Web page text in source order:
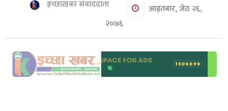
स्वास्थ्य
रोचक
खबर
इच्छाखबर संवाददाता
आइतबार, जेठ २६,
२०७६